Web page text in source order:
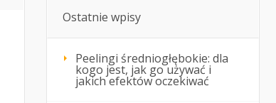
Ostatnie wpisy
Peelingi średniogłębokie: dla
kogo jest, jak go używać i
jakich efektów oczekiwać